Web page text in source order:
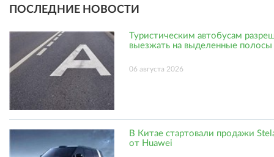
ПОСЛЕДНИЕ НОВОСТИ
Туристическим автобусам
выезжать на выделенные полосы
06 августа 2026
В Китае стартовали продажи
от Huawei